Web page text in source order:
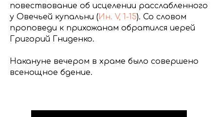
повествование об исцелении расслабленного
у Овечьей купальни (Ин. V, 1-15). Со словом
проповеди к прихожанам обратился иерей
Григорий Гниденко.
Накануне вечером в храме было совершено
всенощное бдение.